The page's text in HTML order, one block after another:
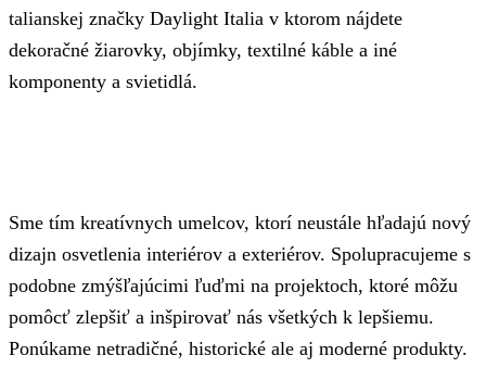
talianskej značky Daylight Italia v ktorom nájdete
dekoračné žiarovky, objímky, textilné káble a iné
komponenty a svietidlá.
Sme tím kreatívnych umelcov, ktorí neustále hľadajú nový
dizajn osvetlenia interiérov a exteriérov. Spolupracujeme s
podobne zmýšľajúcimi ľuďmi na projektoch, ktoré môžu
pomôcť zlepšiť a inšpirovať nás všetkých k lepšiemu.
Ponúkame netradičné, historické ale aj moderné produkty.